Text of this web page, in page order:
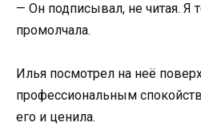
— Он подписывал, не читая. Я
промолчала.
Илья посмотрел на неё
профессиональным
его и ценила.